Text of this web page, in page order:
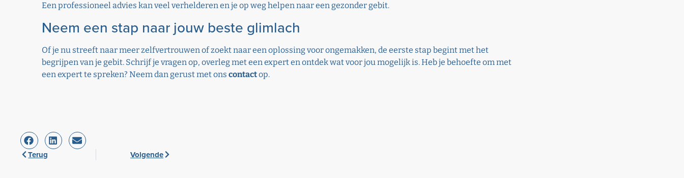
Een professioneel advies kan veel verhelderen en je op weg helpen naar een gezonder gebit.
Neem een stap naar jouw beste glimlach
Of je nu streeft naar meer zelfvertrouwen of zoekt naar een oplossing voor ongemakken, de eerste stap begint met het
begrijpen van je gebit. Schrijf je vragen op, overleg met een expert en ontdek wat voor jou mogelijk is. Heb je behoefte om met
een expert te spreken? Neem dan gerust met ons contactop.
Terug Volgende